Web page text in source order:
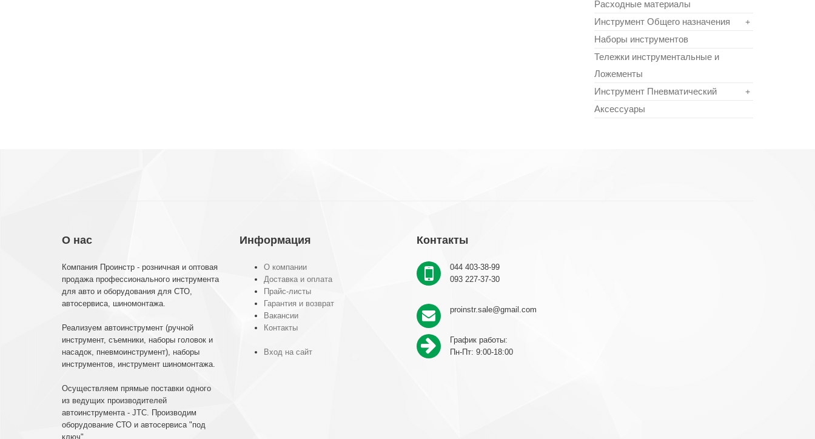
Расходные материалы
Инструмент Общего назначения
+
Наборы инструментов
Тележки инструментальные и
Ложементы
Инструмент Пневматический
+
Аксессуары
О нас
Компания Проинстр - розничная и оптовая
продажа профессионального инструмента
для авто и оборудования для СТО,
автосервиса, шиномонтажа.
Реализуем автоинструмент (ручной
инструмент, съемники, наборы головок и
насадок, пневмоинструмент), наборы
инструментов, инструмент шиномонтажа.
Осуществляем прямые поставки одного
из ведущих производителей
автоинструмента - JTC. Производим
оборудование СТО и автосервиса "под
ключ".
Информация
О компании
Доставка и оплата
Прайс-листы
Гарантия и возврат
Вакансии
Контакты
Вход на сайт
Контакты
044 403-38-99
093 227-37-30
proinstr.sale@gmail.com
График работы:
Пн-Пт: 9:00-18:00